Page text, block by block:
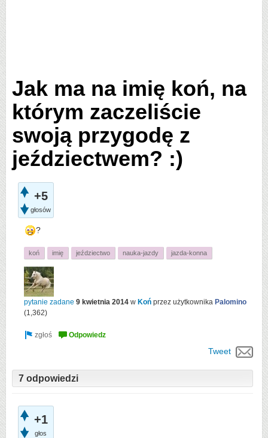
Jak ma na imię koń, na
którym zaczeliście
swoją przygodę z
jeździectwem? :)
+5
głosów
?
koń imię jeździectwo nauka-jazdy jazda-konna
pytanie zadane 9 kwietnia 2014 w Koń przez użytkownika Palomino
(1,362)
Tweet
7 odpowiedzi
+1
głos